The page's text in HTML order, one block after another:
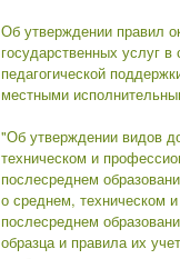
Об утверждении правил
государственных услуг
педагогической
местными
"Об утверждении видов
техническом и
послесреднем
о среднем, техническом
послесреднем
образца и правила их